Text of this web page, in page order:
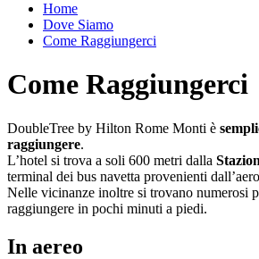
Home
Dove Siamo
Come Raggiungerci
Come Raggiungerci
DoubleTree by Hilton Rome Monti è
raggiungere.
L’hotel si trova a soli 600 metri dalla
terminal dei bus navetta provenienti
Nelle vicinanze inoltre si trovano numerosi
raggiungere in pochi minuti a piedi.
In aereo